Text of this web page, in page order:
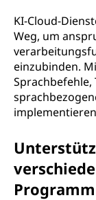
KI-Cloud-
Weg, um
einzubinden.